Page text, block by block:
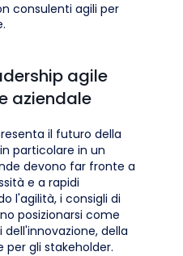
consulenti agili per
agile
aziendale
il futuro della
particolare in un
devono far fronte a
e a rapidi
l'agilità, i consigli di
posizionarsi come
della
per gli stakeholder.